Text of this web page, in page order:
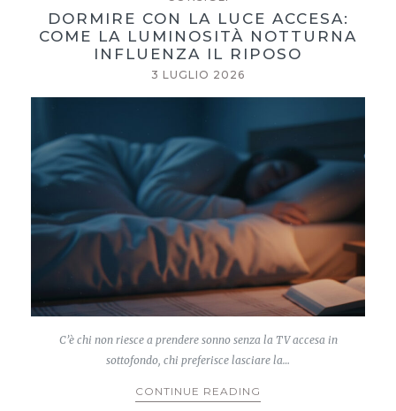
DORMIRE CON LA LUCE ACCESA:
COME LA LUMINOSITÀ NOTTURNA
INFLUENZA IL RIPOSO
3 LUGLIO 2026
C’è chi non riesce a prendere sonno senza la TV accesa in
sottofondo, chi preferisce lasciare la…
CONTINUE READING